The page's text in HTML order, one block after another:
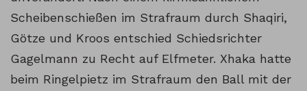
Scheibenschießen im Strafraum durch Shaqiri,
Götze und Kroos entschied Schiedsrichter
Gagelmann zu Recht auf Elfmeter. Xhaka hatte
beim Ringelpietz im Strafraum den Ball mit der